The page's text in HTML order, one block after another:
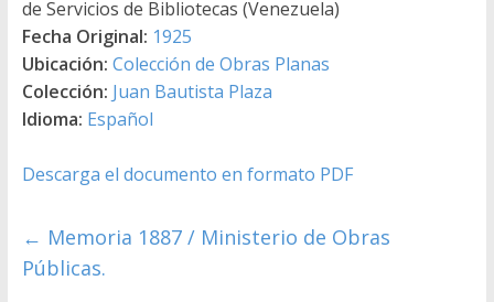
de Servicios de Bibliotecas (Venezuela)
Fecha Original: 1925
Ubicación: Colección de Obras Planas
Colección: Juan Bautista Plaza
Idioma: Español
Descarga el documento en formato PDF
← Memoria 1887 / Ministerio de Obras
Públicas.